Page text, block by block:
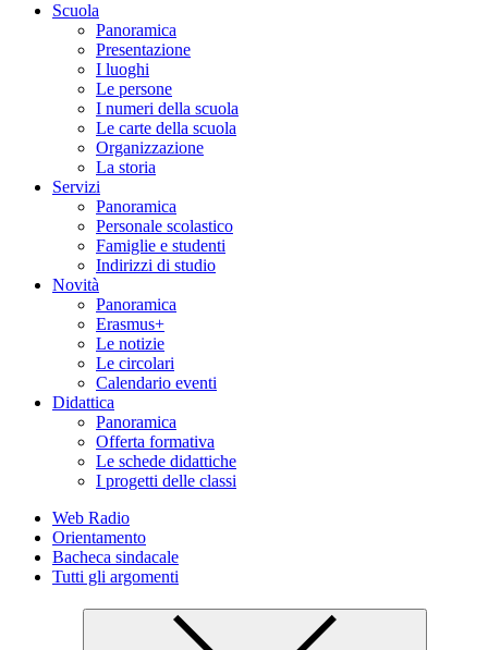
Scuola
Panoramica
Presentazione
I luoghi
Le persone
I numeri della scuola
Le carte della scuola
Organizzazione
La storia
Servizi
Panoramica
Personale scolastico
Famiglie e studenti
Indirizzi di studio
Novità
Panoramica
Erasmus+
Le notizie
Le circolari
Calendario eventi
Didattica
Panoramica
Offerta formativa
Le schede didattiche
I progetti delle classi
Web Radio
Orientamento
Bacheca sindacale
Tutti gli argomenti